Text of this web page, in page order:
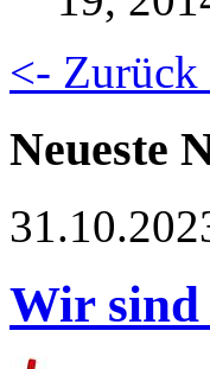
<- Zurück
Neueste
Wir sind